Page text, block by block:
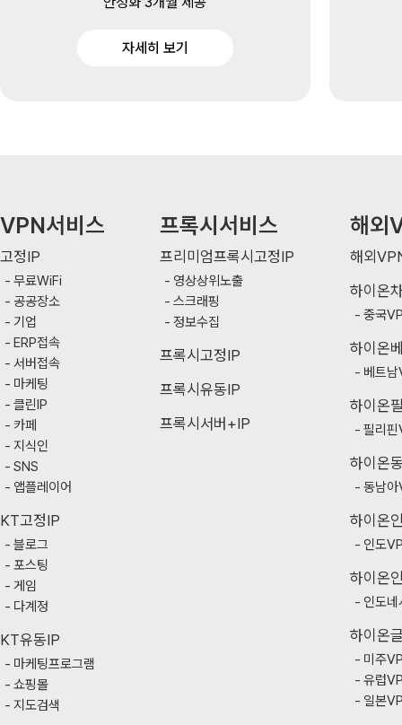
자세히 보기
VPN서비스
고정IP
무료WiFi
공공장소
기업
ERP접속
서버접속
마케팅
클린IP
카페
지식인
SNS
앱플레이어
KT고정IP
블로그
포스팅
게임
다계정
KT유동IP
마케팅프로그램
쇼핑몰
지도검색
프록시서비스
프리미엄프록시고정IP
영상상위노출
스크래핑
정보수집
프록시고정IP
프록시유동IP
프록시서버+IP
해외
해외
하이온
중국
하이온
베트
하이온
필리
하이온
동남
하이온
인도
하이온
인도
하이온
미주
유럽
일본